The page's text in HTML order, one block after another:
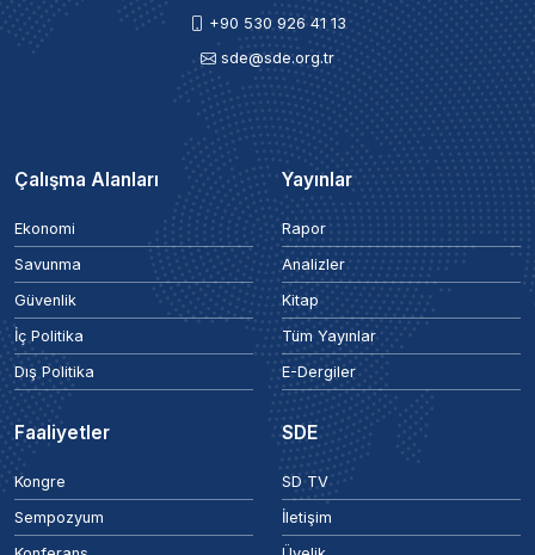
+90 530 926 41 13
sde@sde.org.tr
Çalışma Alanları
Ekonomi
Savunma
Güvenlik
İç Politika
Dış Politika
Yayınlar
Rapor
Analizler
Kitap
Tüm Yayınlar
E-Dergiler
Faaliyetler
Kongre
Sempozyum
SDE
SD TV
İletişim